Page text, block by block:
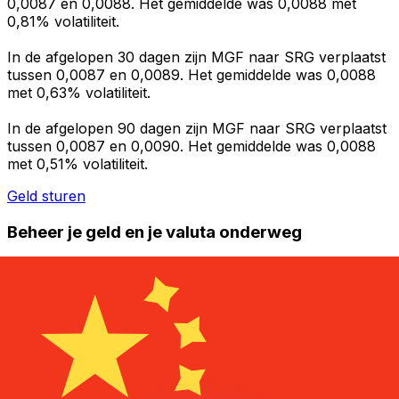
0,0087 en 0,0088. Het gemiddelde was 0,0088 met
0,81% volatiliteit.
In de afgelopen 30 dagen zijn MGF naar SRG verplaatst
tussen 0,0087 en 0,0089. Het gemiddelde was 0,0088
met 0,63% volatiliteit.
In de afgelopen 90 dagen zijn MGF naar SRG verplaatst
tussen 0,0087 en 0,0090. Het gemiddelde was 0,0088
met 0,51% volatiliteit.
Geld sturen
Beheer je geld en je valuta onderweg
geldtransfers en valutabeheer. Wissel valuta's om, stel
koerswaarschuwingen in en maak geld over naar het
buitenland zonder verborgen kosten. Download
vandaag nog!